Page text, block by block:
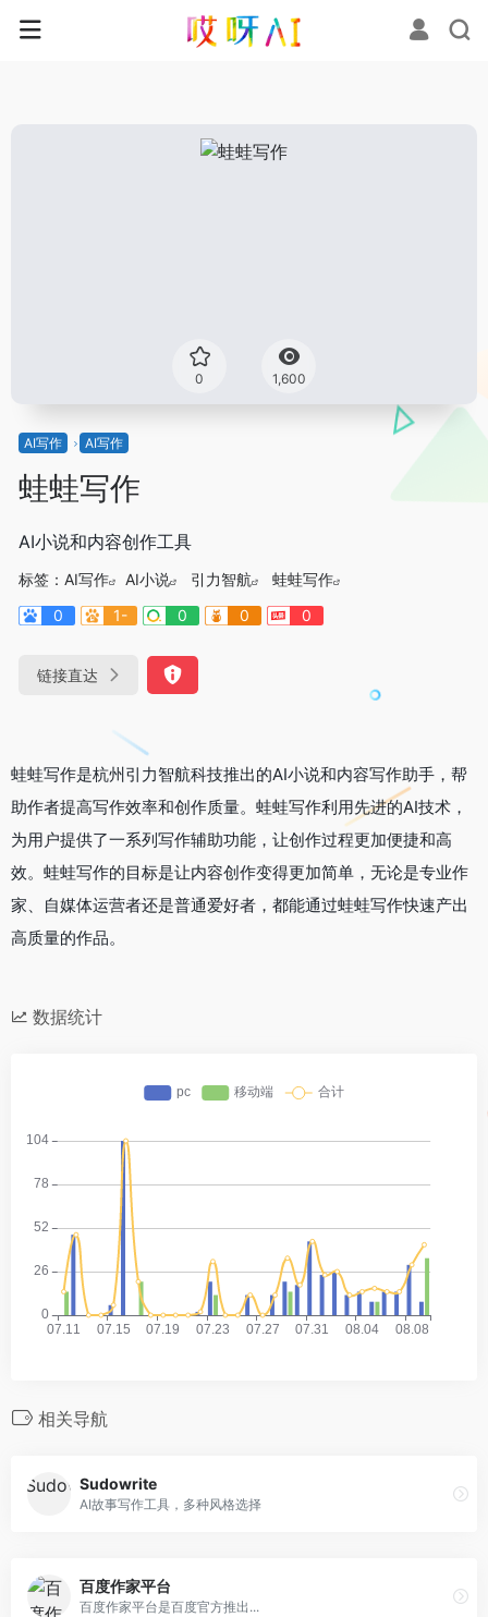
0 1,600
AI写作 AI写作
蛙蛙写作
AI小说和内容创作工具
标签： AI写作 AI小说 引力智航
蛙蛙写作
0
1- 0 0 0
链接直达
蛙蛙写作是杭州引力智航科技推出的AI小说和内容写作助手，帮
助作者提高写作效率和创作质量。蛙蛙写作利用先进的AI技术，
为用户提供了一系列写作辅助功能，让创作过程更加便捷和高
效。蛙蛙写作的目标是让内容创作变得更加简单，无论是专业作
家、自媒体运营者还是普通爱好者，都能通过蛙蛙写作快速产出
高质量的作品。
数据统计
相关导航
Sudowrite
AI故事写作工具，多种风格选择
百度作家平台
百度作家平台是百度官方推出...